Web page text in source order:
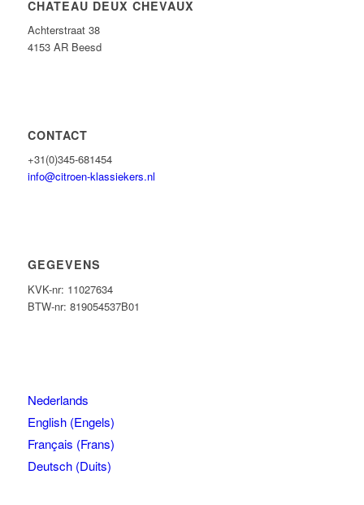
CHATEAU DEUX CHEVAUX
Achterstraat 38
4153 AR Beesd
CONTACT
+31(0)345-681454
info@citroen-klassiekers.nl
GEGEVENS
KVK-nr: 11027634
BTW-nr: 819054537B01
Nederlands
English(Engels)
Français (Frans)
Deutsch(Duits)